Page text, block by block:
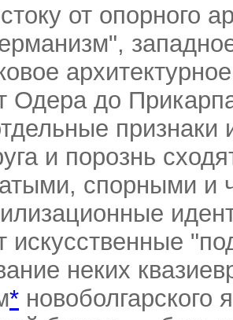
от опорного
Одера до
признаки
и порознь
спорными и
искусственные
неких
* новоболгарского